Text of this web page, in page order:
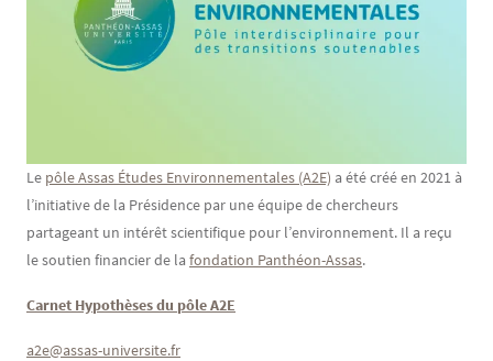
Texte
Le pôle Assas Études Environnementales (A2E) a été créé en 2021 à
l’initiative de la Présidence par une équipe de chercheurs
partageant un intérêt scientifique pour l’environnement. Il a reçu
le soutien financier de la fondation Panthéon-Assas.
Carnet Hypothèses du pôle A2E
a2e@assas-universite.fr